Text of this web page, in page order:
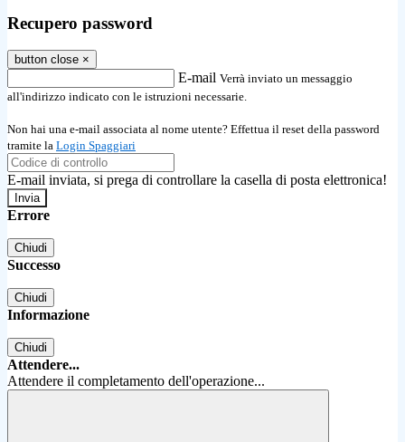
Recupero password
button close ×
E-mail Verrà inviato un messaggio
all'indirizzo indicato con le istruzioni necessarie.
Non hai una e-mail associata al nome utente? Effettua il reset della password
tramite la Login Spaggiari
E-mail inviata, si prega di controllare la casella di posta elettronica!
Errore
Chiudi
Successo
Chiudi
Informazione
Chiudi
Attendere...
Attendere il completamento dell'operazione...